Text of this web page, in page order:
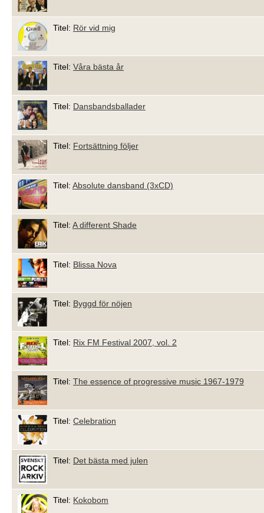
Titel: Rör vid mig
Titel: Våra bästa år
Titel: Dansbandsballader
Titel: Fortsättning följer
Titel: Absolute dansband (3xCD)
Titel: A different Shade
Titel: Blissa Nova
Titel: Byggd för nöjen
Titel: Rix FM Festival 2007, vol. 2
Titel: The essence of progressive music 1967-1979
Titel: Celebration
Titel: Det bästa med julen
Titel: Kokobom